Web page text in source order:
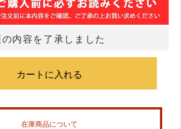
内容を了承しました
在庫商品について